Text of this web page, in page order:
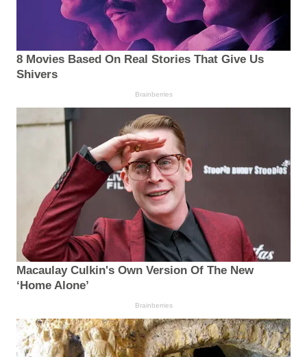
8 Movies Based On Real Stories That Give Us
Shivers
Brainberries
Macaulay Culkin's Own Version Of The New
‘Home Alone’
Brainberries